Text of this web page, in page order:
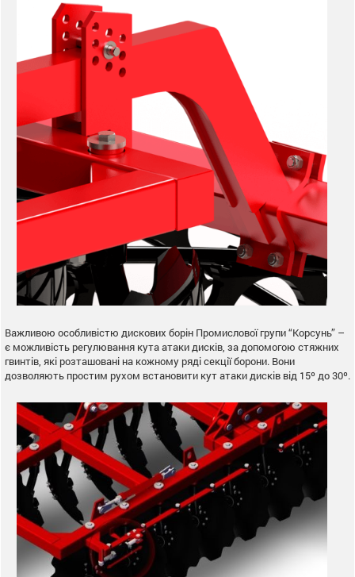
Важливою особливістю дискових борін Промислової групи “Корсунь” –
є можливість регулювання кута атаки дисків, за допомогою стяжних
гвинтів, які розташовані на кожному ряді секції борони. Вони
дозволяють простим рухом встановити кут атаки дисків від 15º до 30º.